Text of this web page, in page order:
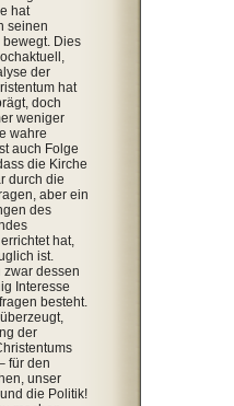
hat
seinen
Dies
der
hat
doch
weniger
wahre
auch Folge
die Kirche
durch die
aber ein
des
hat,
ist.
zwar dessen
Interesse
besteht.
der
für den
unser
die Politik!